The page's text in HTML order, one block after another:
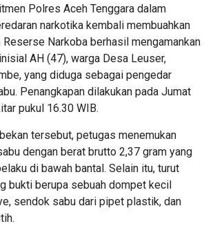
Polres Aceh Tenggara dalam
narkotika kembali membuahkan
Reserse Narkoba berhasil mengamankan
AH (47), warga Desa Leuser,
yang diduga sebagai pengedar
Penangkapan dilakukan pada Jumat
pukul 16.30 WIB.
tersebut, petugas menemukan
dengan berat brutto 2,37 gram yang
di bawah bantal. Selain itu, turut
bukti berupa sebuah dompet kecil
sendok sabu dari pipet plastik, dan